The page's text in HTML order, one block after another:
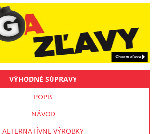
VÝHODNÉ SÚPRAVY
POPIS
NÁVOD
ALTERNATÍVNE VÝROBKY